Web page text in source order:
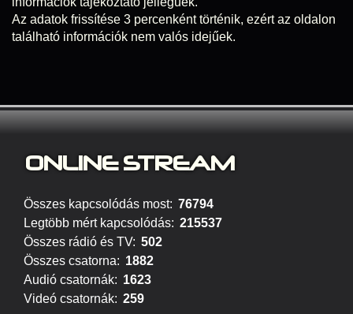
Az adatok frissítése 3 percenként történik, ezért az oldalon
található információk nem valós idejűek.
ONLINE STREAM
Összes kapcsolódás most: 76794
Legtöbb mért kapcsolódás: 215537
Összes rádió és TV: 502
Összes csatorna: 1882
Audió csatornák: 1623
Videó csatornák: 259